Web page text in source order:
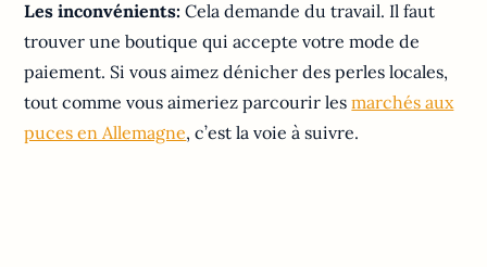
Les inconvénients: Cela demande du travail. Il faut
trouver une boutique qui accepte votre mode de
paiement. Si vous aimez dénicher des perles locales,
tout comme vous aimeriez parcourir lesmarchés aux
puces en Allemagne, c’est la voie à suivre.